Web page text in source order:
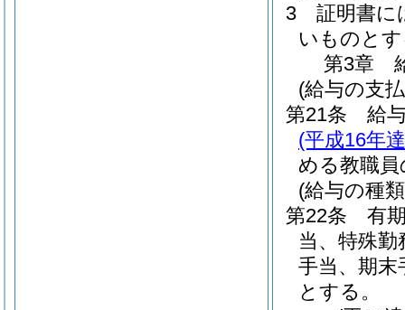
3
証明書に
いものと
第3章
(給与の支
第21条
給
(平成16年
める教職
(給与の種
第22条
有
当、特殊
手当、期末
とする。